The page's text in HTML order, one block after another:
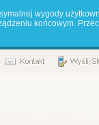
wygody
końcowym.